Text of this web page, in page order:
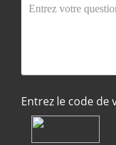
Entrez le code de